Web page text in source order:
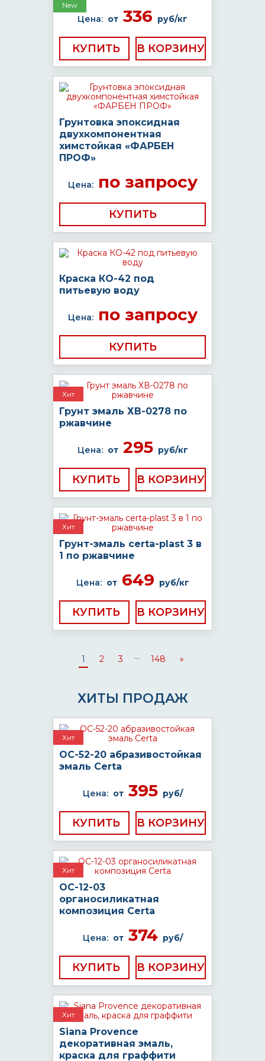
New
Цена: от 336 руб/кг
КУПИТЬ
Грунтовка эпоксидная
двухкомпонентная
химстойкая «ФАРБЕН
ПРОФ»
Цена:по запросу
КУПИТЬ
Краска КО-42 под
питьевую воду
Цена:по запросу
КУПИТЬ
Хит
Грунт эмаль ХВ-0278 по
ржавчине
Цена: от295 руб/кг
КУПИТЬ
Хит
Грунт-эмаль certa-plast 3 в
1 по ржавчине
Цена: от649 руб/кг
КУПИТЬ
1 2 3 ... 148 »
ХИТЫ ПРОДАЖ
Хит
ОС-52-20 абразивостойкая
эмаль Certa
Цена: от395 руб/
КУПИТЬ
Хит
ОС-12-03
органосиликатная
композиция Certa
Цена: от374 руб/
КУПИТЬ
Хит
Siana Provence
декоративная эмаль,
краска для граффити